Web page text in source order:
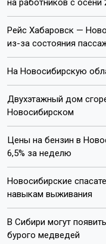
Лента